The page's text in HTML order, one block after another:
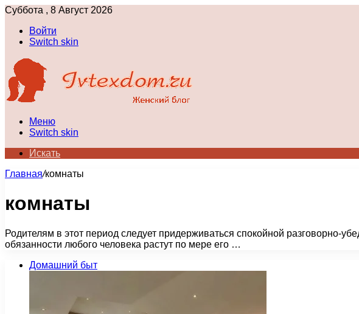
Суббота , 8 Август 2026
Войти
Switch skin
Меню
Switch skin
Искать
Главная/комнаты
комнаты
Родителям в этот период следует придерживаться спокойной разговорно-
обязанности любого человека растут по мере его …
Домашний быт